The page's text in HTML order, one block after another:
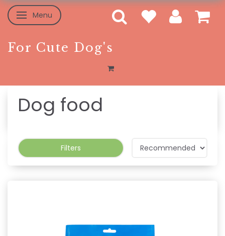
Toggle navigation
Menu
For Cute Dog's
Dog food
Filters